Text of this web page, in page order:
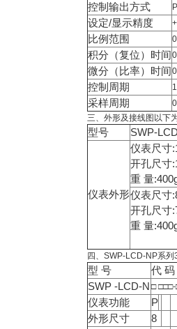
控制输出方式
设定/显示精度
比例范围
积分（复位）时间
微分（比率）时间
控制周期
采样周期
三、外形及接线图以下
型号 SWP-
仪表外形
仪表尺寸
开孔尺寸
重 量
仪表尺寸
开孔尺寸
重 量
四、SWP-LCD-NP系
型 号
代 码
SWP -LCD-N □
仪表功能
P
外形尺寸
8